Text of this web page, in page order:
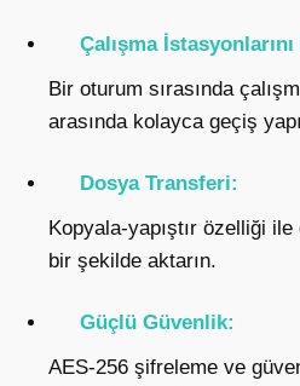
Çalışma
Bir oturum sırasında
arasında kolayca geçiş
Dosya Transferi:
Kopyala-yapıştır özelliği
bir şekilde aktarın.
Güçlü Güvenlik:
AES-256 şifreleme ve